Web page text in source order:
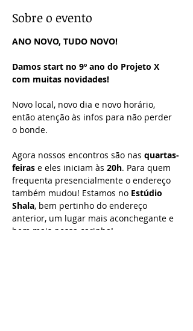
Sobre o evento
ANO NOVO, TUDO NOVO!
Damos start no 9º ano do Projeto X
com muitas novidades!
Novo local, novo dia e novo horário,
então atenção às infos para não perder
o bonde.
Agora nossos encontros são nas quartas-
feiras e eles iniciam às 20h. Para quem
frequenta presencialmente o endereço
também mudou! Estamos no Estúdio
Shala, bem pertinho do endereço
anterior, um lugar mais aconchegante e
bem mais nossa carinha!